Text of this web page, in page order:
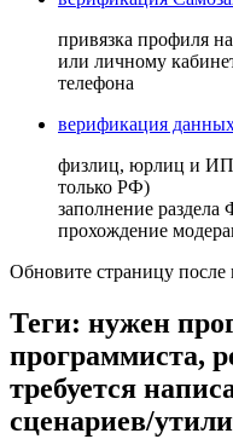
привязка профиля
или личному
телефона
верификация
физлиц, юрлиц и
только РФ)
заполнение
прохождение
Обновите страницу
Теги: нужен
программиста,
требуется
сценариев/